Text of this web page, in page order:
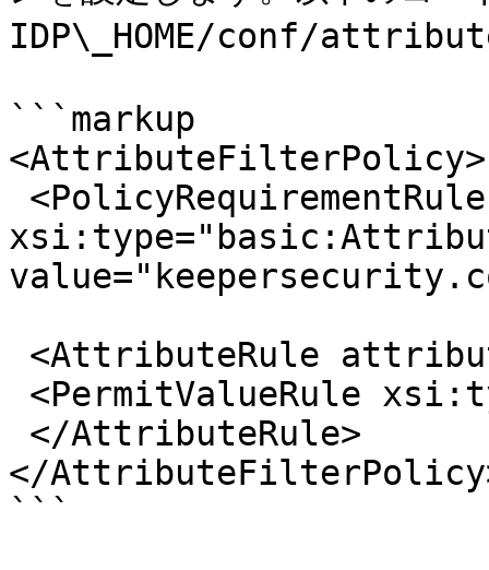
IDP\_HOME/conf/
```markup
<AttributeFilterPolicy>
</
```